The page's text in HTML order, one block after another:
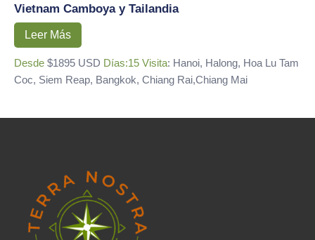
Vietnam Camboya y Tailandia
Leer Más
Desde $1895 USD Días:15 Visita: Hanoi, Halong, Hoa Lu Tam
Coc, Siem Reap, Bangkok, Chiang Rai,Chiang Mai